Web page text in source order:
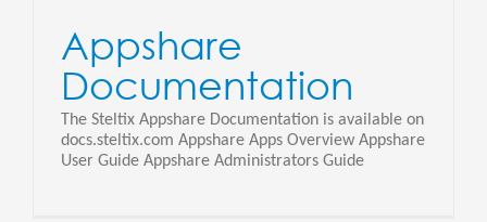
Appshare
Documentation
The Steltix Appshare Documentation is available on
docs.steltix.com Appshare Apps Overview Appshare
User Guide Appshare Administrators Guide